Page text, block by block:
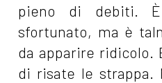
pieno di debiti.
sfortunato, ma è
da apparire
di risate le strappa.